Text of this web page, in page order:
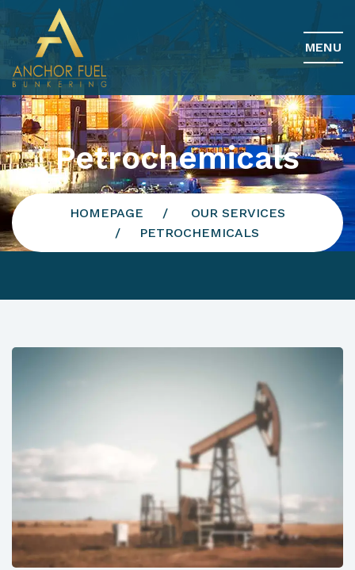
MENU
Petrochemicals
HOMEPAGE
OUR SERVICES
PETROCHEMICALS